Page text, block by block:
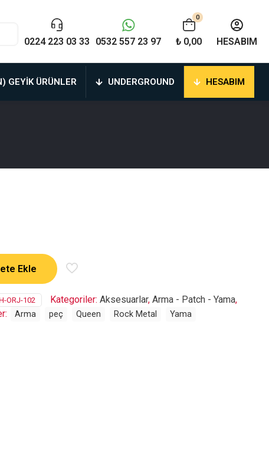
0224 223 03 33 0532 557 23 97
0
₺ 0,00 HESABIM
GEYIK ÜRÜNLER UNDERGROUND HESABIM
Ekle
ORJ-102 Kategoriler: Aksesuarlar, Arma - Patch - Yama,
Arma peç Queen Rock Metal Yama